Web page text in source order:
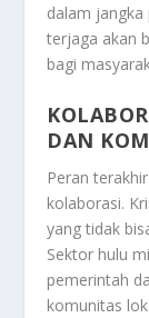
dalam jangka
terjaga akan
bagi
DAN
Peran
kolaborasi.
yang tidak
Sektor hulu
pemerintah
komunitas